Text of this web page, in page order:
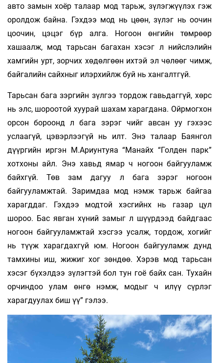
авто замын хоёр талаар мод тарьж, зүлэгжүүлэх гэж
оролдож байна. Гэхдээ мод нь цөөн, зүлэг нь оочин
цоочин, цэцэг бүр алга. Ногоон өнгийн төмрөөр
хашаалж, мод тарьсан багахан хэсэг л нийслэлийн
хамгийн урт, зорчих хөдөлгөөн ихтэй эл чөлөөг чимж,
байгалийн сайхныг илэрхийлж буй нь хангалтгүй.
Тарьсан бага зэргийн зүлгээ тордож гавь­даггүй, хөрс
нь элс, шороотой хуурай шахам харагдана. Ойрмогхон
орсон бороонд л бага зэрэг чийг авсан уу гэхээс
услаагүй, цэвэрлээгүй нь илт. Энэ талаар Баянгол
дүүргийн иргэн М.Ариунтуяа “Манайх “Голден парк”
хотхоны айл. Энэ хавьд ямар ч ногоон байгууламж
байхгүй. Төв зам дагуу л бага зэрэг ногоон
байгууламжтай. Заримдаа мод нэмж тарьж байгаа
харагддаг. Гэхдээ модтой хэсгийнх нь газар цул
шороо. Бас явган хүний замыг л шүүрдээд байдгаас
ногоон байгууламжтай хэсгээ усалж, тордож, хогийг
нь түүж харагдахгүй юм. Ногоон байгууламж дунд
тамхины иш, жижиг хог зөндөө. Хэрэв мод тарьсан
хэсэг бүхэлдээ зүлэгтэй бол тун гоё байх сан. Тухайн
орчиндоо улам өнгө нэмж, модыг ч илүү сүрлэг
харагдуулах биш үү” гэлээ.